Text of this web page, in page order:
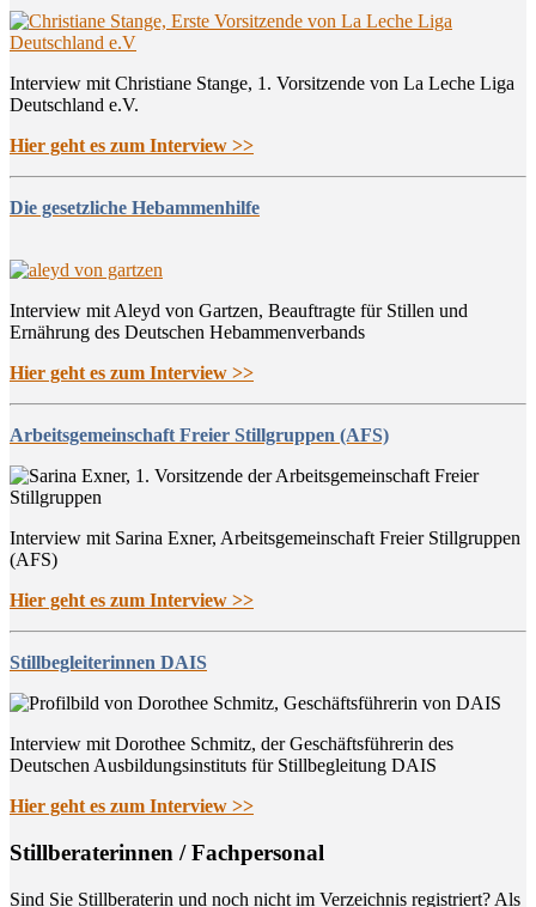
Interview mit Christiane Stange, 1. Vorsitzende von La Leche Liga
Deutschland e.V.
Hier geht es zum Interview >>
Die gesetzliche Hebammenhilfe
Interview mit Aleyd von Gartzen, Beauftragte für Stillen und
Ernährung des Deutschen Hebammenverbands
Hier geht es zum Interview >>
Arbeitsgemeinschaft Freier Stillgruppen (AFS)
Interview mit Sarina Exner, Arbeitsgemeinschaft Freier Stillgruppen
(AFS)
Hier geht es zum Interview >>
Stillbegleiterinnen DAIS
Interview mit Dorothee Schmitz, der Geschäftsführerin des
Deutschen Ausbildungsinstituts für Stillbegleitung DAIS
Hier geht es zum Interview >>
Still­be­ra­te­rin­nen / Fachpersonal
Sind Sie Still­be­ra­te­rin und noch nicht im Ver­zeich­nis regis­triert? Als